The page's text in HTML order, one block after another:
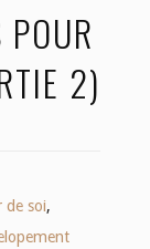
2)
de soi,